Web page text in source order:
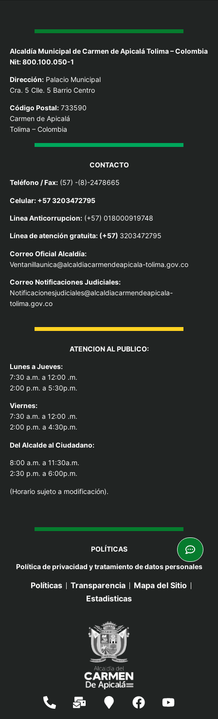
Alcaldía Municipal de Carmen de Apicalá Tolima – Colombia
Nit: 800.100.050-1
Dirección: Palacio Municipal
Cra. 5 Clle. 5 Barrio Centro
Código Postal: 733590
Carmen de Apicalá
Tolima – Colombia
CONTACTO
Teléfono / Fax: (57) -(8)-2478665
Celular: +57 3203472795
Linea Anticorrupcion: (+57) 018000919748
Línea de atención gratuita: (+57) 3203472795
Correo Oficial Alcaldía:
Ventanillaunica@alcaldiacarmendeapicala-tolima.gov.co
Correo Notificaciones Judiciales:
Notificacionesjudiciales@alcaldiacarmendeapicala-
tolima.gov.co
ATENCION AL PUBLICO:
Lunes a Jueves:
7:30 a.m. a 12:00 .m.
2:00 p.m. a 5:30p.m.
Viernes:
7:30 a.m. a 12:00 .m.
2:00 p.m. a 4:30p.m.
Del Alcalde al Ciudadano:
8:00 a.m. a 11:30a.m.
2:30 p.m. a 6:00p.m.
(Horario sujeto a modificación).
POLÍTICAS
Política de privacidad y tratamiento de datos personales
Políticas Transparencia
Mapa del Sitio
Estadisticas